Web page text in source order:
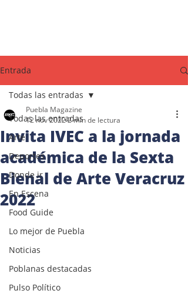
Entrada
Todas las entradas
Arte
Deportes
Donde ir
En Escena
Food Guide
Lo mejor de Puebla
Noticias
Poblanas destacadas
Pulso Político
Todas las entradas
Invita IVEC a la jornada
académica de la Sexta
Bienal de Arte Veracruz
2022
Puebla Magazine
12 nov 20222 min de lectura